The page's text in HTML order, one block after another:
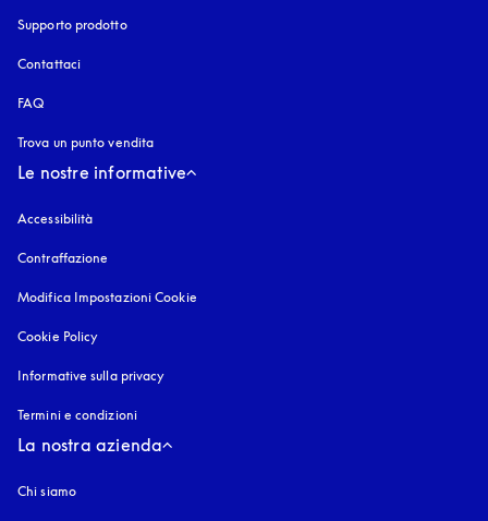
Supporto prodotto
Contattaci
FAQ
Trova un punto vendita
Le nostre informative
Accessibilità
Contraffazione
Modifica Impostazioni Cookie
Cookie Policy
Informative sulla privacy
Termini e condizioni
La nostra azienda
Chi siamo